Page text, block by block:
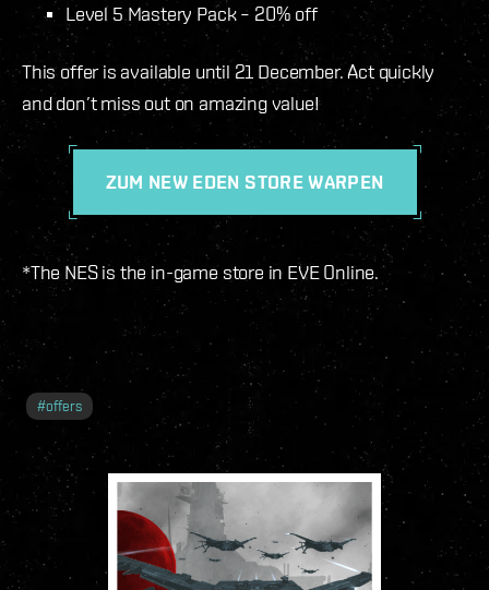
Level 5 Mastery Pack – 20% off
This offer is available until 21 December. Act quickly
and don’t miss out on amazing value!
ZUM NEW EDEN STORE WARPEN
*The NES is the in-game store in EVE Online.
#offers